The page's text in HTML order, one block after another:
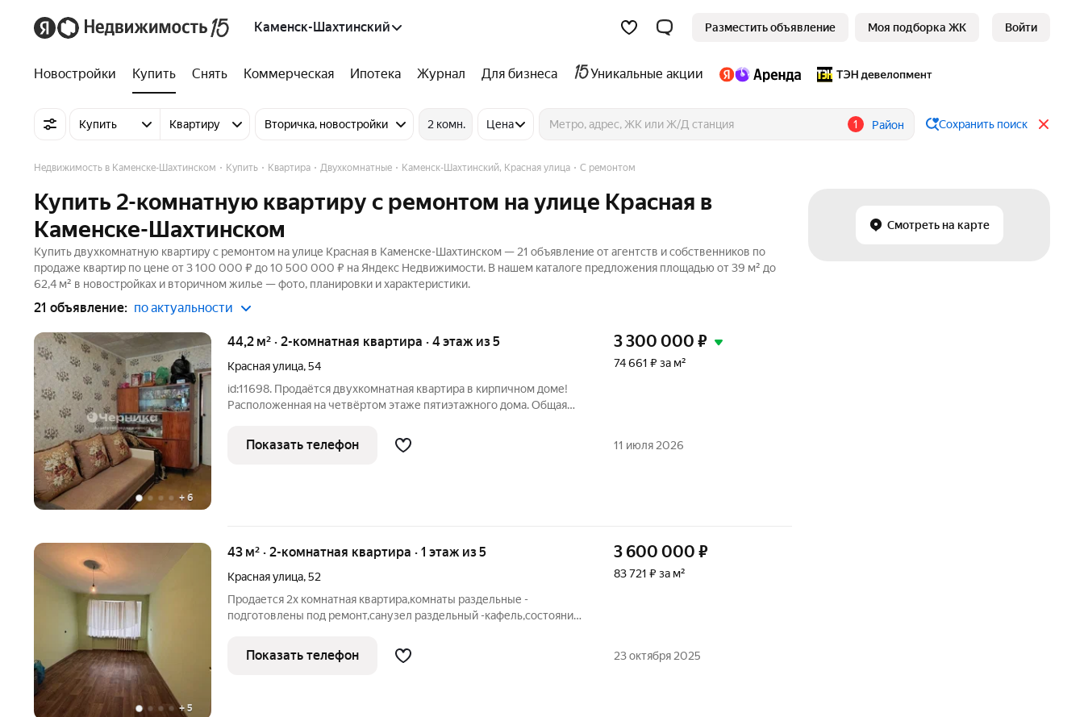
Каменск-Шахтинский Разместить объявление Моя подборка ЖК Войти
Новостройки Купить Снять Коммерческая Ипотека Журнал Для бизнеса Уникальные акции
Купить Квартиру Вторичка, новостройки 2 комн. Цена 1 Район Сохранить поиск
Смотреть на карте
Недвижимость в Каменске-Шахтинском Купить Квартира Двухкомнатные Каменск-Шахтинский, Красная улица С ремонтом
Купить 2-комнатную квартиру с ремонтом на улице Красная в
Каменске-Шахтинском
Купить двухкомнатную квартиру с ремонтом на улице Красная в Каменске-Шахтинском — 21 объявление от агентств и собственников по
продаже квартир по цене от 3 100 000 ₽ до 10 500 000 ₽ на Яндекс Недвижимости. В нашем каталоге предложения площадью от 39 м² до
62,4 м² в новостройках и вторичном жилье — фото, планировки и характеристики.
21 объявление: по актуальности
+ 6
44,2 м² · 2-комнатная квартира · 4 этаж из 5
Красная улица,54
id:11698. Продаётся двухкомнатная квартира в кирпичном доме!
Расположенная на четвёртом этаже пятиэтажного дома. Общая
Планировка комнат - бабочка, сан.узел раздельный, просторная
кухня.
3 300 000 ₽
74 661 ₽ за м²
Показать телефон 11 июля 2026
+ 5
43 м² · 2-комнатная квартира · 1 этаж из 5
Красная улица,52
Продается 2х комнатная квартира,комнаты раздельные -
подготовлены под ремонт,санузел раздельный -кафель,состояние
3 600 000 ₽
83 721 ₽ за м²
Показать телефон 23 октября 2025